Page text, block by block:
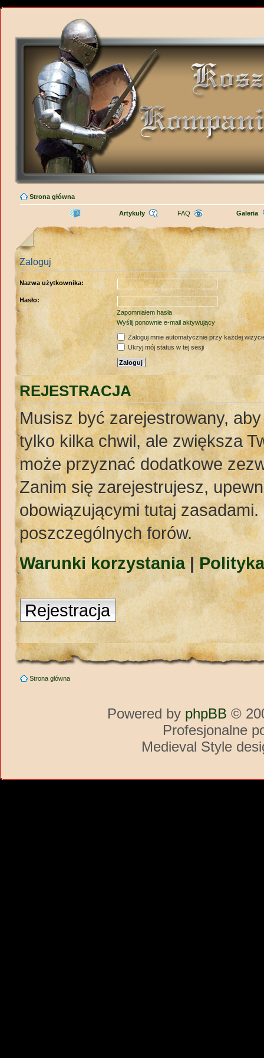
Strona główna
Artykuły FAQ Galeria
Zaloguj
Nazwa użytkownika:
Hasło:
Zapomniałem hasła
Wyślij ponownie e-mail aktywujący
Zaloguj mnie automatycznie przy każdej
Ukryj mój status w tej sesji
REJESTRACJA
Musisz być zarejestrowany,
tylko kilka chwil, ale zwiększa
może przyznać dodatkowe
Zanim się zarejestrujesz,
obowiązującymi tutaj
poszczególnych forów.
Warunki korzystania|
Rejestracja
Strona główna
Powered by phpBB ©
Profesjonalne
Medieval Style